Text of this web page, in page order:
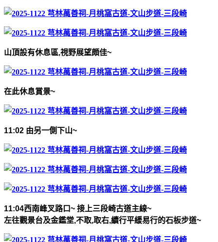
山頂設有休息區,視野展望頗佳~
在此休息賞景~
11:02 由另一側下山~
11:04西南峰叉路口~ 接上三段崎古道主線~
左往觀景台及金鑑堂,不取,取右,續行平緩易行的石板步道~